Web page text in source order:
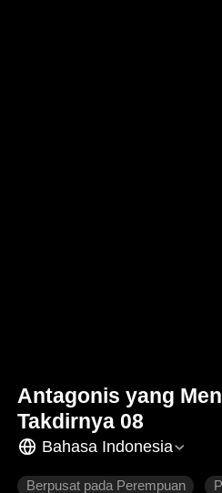
Antagonis yang
Takdirnya 08
Bahasa Indonesia
Berpusat pada Perempuan